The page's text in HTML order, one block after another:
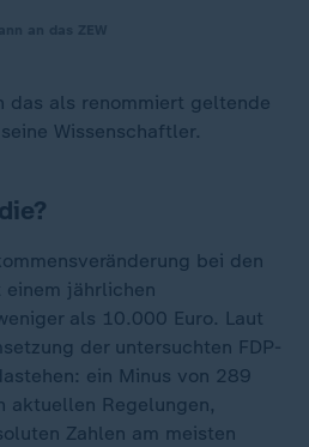
das als renommiert geltende
Wissenschaftler.
bei den
einem jährlichen
als 10.000 Euro. Laut
der untersuchten FDP-
ein Minus von 289
aktuellen Regelungen,
Zahlen am meisten